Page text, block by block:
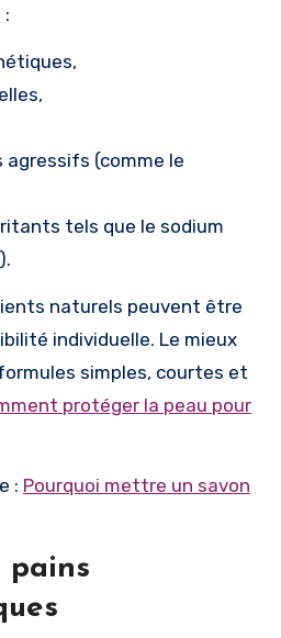
(comme le
tels que le sodium
naturels peuvent être
individuelle. Le mieux
simples, courtes et
protéger la peau pour
: Pourquoi mettre un savon
pains